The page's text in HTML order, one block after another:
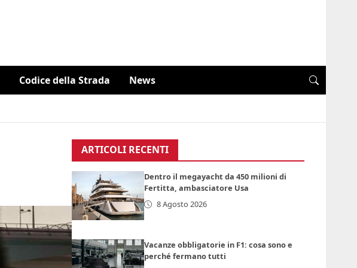
Codice della Strada News
ARTICOLI RECENTI
Dentro il megayacht da 450 milioni di
Fertitta, ambasciatore Usa
8 Agosto 2026
Vacanze obbligatorie in F1: cosa sono e
perché fermano tutti